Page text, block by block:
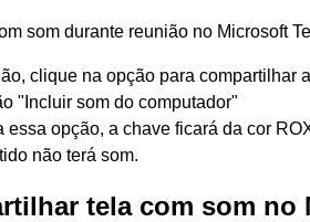
som durante reunião no Microsoft
clique na opção para compartilhar
"Incluir som do computador"
essa opção, a chave ficará da cor
não terá som.
tela com som no